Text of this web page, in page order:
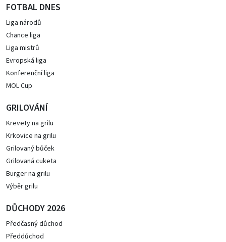
FOTBAL DNES
Liga národů
Chance liga
Liga mistrů
Evropská liga
Konferenční liga
MOL Cup
GRILOVÁNÍ
Krevety na grilu
Krkovice na grilu
Grilovaný bůček
Grilovaná cuketa
Burger na grilu
Výběr grilu
DŮCHODY 2026
Předčasný důchod
Předdůchod